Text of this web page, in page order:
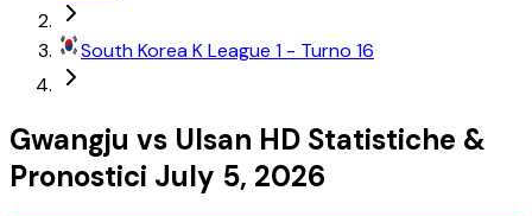
South KoreaK League 1 - Turno 16
Gwangju vs Ulsan HD Statistiche &
Pronostici July 5, 2026